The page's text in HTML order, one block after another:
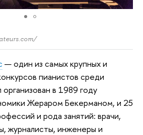
— один из самых крупных и
пианистов среди
в 1989 году
Жераром Бекерманом, и 25
и рода занятий: врачи,
журналисты, инженеры и